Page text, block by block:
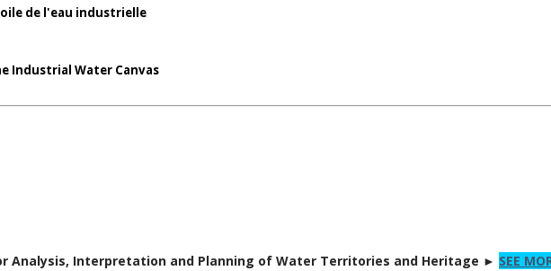
de l'eau industrielle
Industrial Water Canvas
Analysis, Interpretation and Planning of Water Territories and Heritage ► SEE